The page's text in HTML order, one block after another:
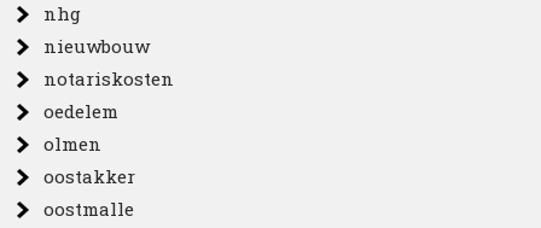
nhg
nieuwbouw
notariskosten
oedelem
olmen
oostakker
oostmalle